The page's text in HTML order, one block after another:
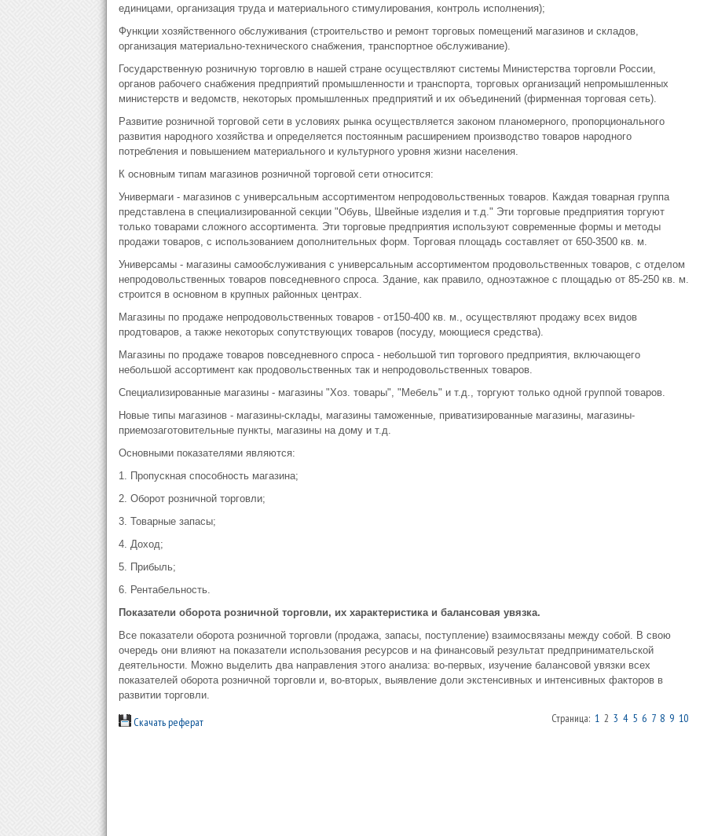
единицами, организация труда и материального стимулирования, контроль исполнения);
Функции хозяйственного обслуживания (строительство и ремонт торговых помещений магазинов и складов,
организация материально-технического снабжения, транспортное обслуживание).
Государственную розничную торговлю в нашей стране осуществляют системы Министерства торговли России,
органов рабочего снабжения предприятий промышленности и транспорта, торговых организаций непромышленных
министерств и ведомств, некоторых промышленных предприятий и их объединений (фирменная торговая сеть).
Развитие розничной торговой сети в условиях рынка осуществляется законом планомерного, пропорционального
развития народного хозяйства и определяется постоянным расширением производство товаров народного
потребления и повышением материального и культурного уровня жизни населения.
К основным типам магазинов розничной торговой сети относится:
Универмаги - магазинов с универсальным ассортиментом непродовольственных товаров. Каждая товарная группа
представлена в специализированной секции "Обувь, Швейные изделия и т.д." Эти торговые предприятия торгуют
только товарами сложного ассортимента. Эти торговые предприятия используют современные формы и методы
продажи товаров, с использованием дополнительных форм. Торговая площадь составляет от 650-3500 кв. м.
Универсамы - магазины самообслуживания с универсальным ассортиментом продовольственных товаров, с отделом
непродовольственных товаров повседневного спроса. Здание, как правило, одноэтажное с площадью от 85-250 кв. м.
строится в основном в крупных районных центрах.
Магазины по продаже непродовольственных товаров - от150-400 кв. м., осуществляют продажу всех видов
продтоваров, а также некоторых сопутствующих товаров (посуду, моющиеся средства).
Магазины по продаже товаров повседневного спроса - небольшой тип торгового предприятия, включающего
небольшой ассортимент как продовольственных так и непродовольственных товаров.
Специализированные магазины - магазины "Хоз. товары", "Мебель" и т.д., торгуют только одной группой товаров.
Новые типы магазинов - магазины-склады, магазины таможенные, приватизированные магазины, магазины-
приемозаготовительные пункты, магазины на дому и т.д.
Основными показателями являются:
1. Пропускная способность магазина;
2. Оборот розничной торговли;
3. Товарные запасы;
4. Доход;
5. Прибыль;
6. Рентабельность.
Показатели оборота розничной торговли, их характеристика и балансовая увязка.
Все показатели оборота розничной торговли (продажа, запасы, поступление) взаимосвязаны между собой. В свою
очередь они влияют на показатели использования ресурсов и на финансовый результат предпринимательской
деятельности. Можно выделить два направления этого анализа: во-первых, изучение балансовой увязки всех
показателей оборота розничной торговли и, во-вторых, выявление доли экстенсивных и интенсивных факторов в
развитии торговли.
Скачать реферат Страница: 12 3 4 5 6 7 8 9 10